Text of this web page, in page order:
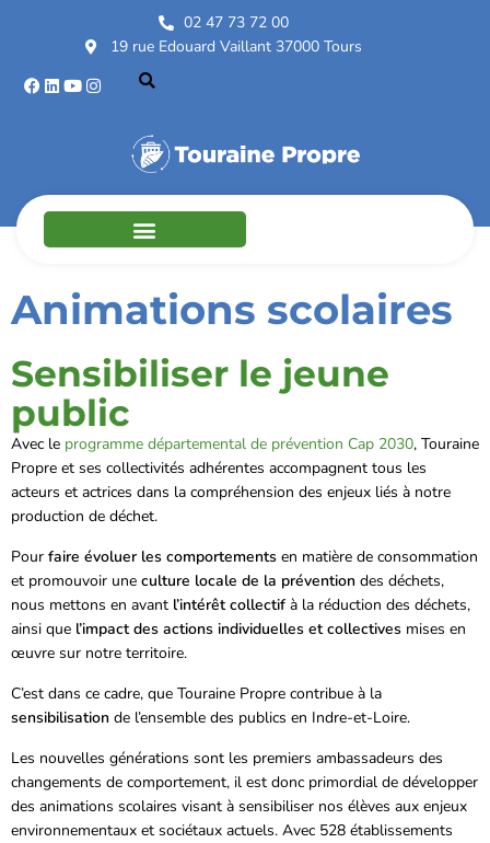
02 47 73 72 00
19 rue Edouard Vaillant 37000 Tours
Animations scolaires
Sensibiliser le jeune
public
Avec le programme départemental de prévention Cap 2030, Touraine
Propre et ses collectivités adhérentes accompagnent tous les
acteurs et actrices dans la compréhension des enjeux liés à notre
production de déchet.
Pour faire évoluer les comportements en matière de consommation
et promouvoir une culture locale de la prévention des déchets,
nous mettons en avant l’intérêt collectif à la réduction des déchets,
ainsi que l’impact des actions individuelles et collectives mises en
œuvre sur notre territoire.
C’est dans ce cadre, que Touraine Propre contribue à la
sensibilisation de l’ensemble des publics en Indre-et-Loire.
Les nouvelles générations sont les premiers ambassadeurs des
changements de comportement, il est donc primordial de développer
des animations scolaires visant à sensibiliser nos élèves aux enjeux
environnementaux et sociétaux actuels. Avec 528 établissements